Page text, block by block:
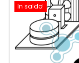
In saldo!